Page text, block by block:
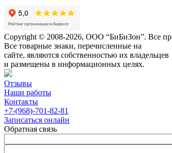
Copyright © 2008-2026, ООО “БиБиЗон”. Все
Все товарные знаки, перечисленные на
сайте, являются собственностью их владельцев
и размещены в информационных целях.
Отзывы
Наши работы
Контакты
+7-(968)-701-82-81
Записаться онлайн
Обратная связь